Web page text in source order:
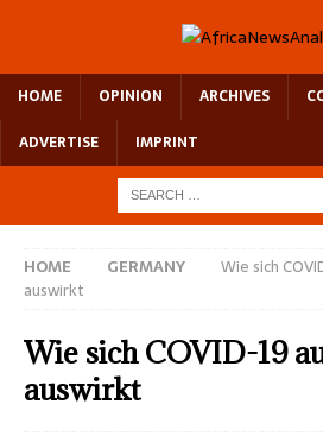
HOME OPINION ARCHIVES
ADVERTISE
IMPRINT
HOME GERMANY
Wie sich
auswirkt
Wie sich COVID-19
auswirkt